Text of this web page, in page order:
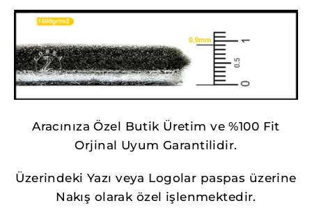
Aracınıza Özel Butik Üretim ve %100 Fit
Orjinal Uyum Garantilidir.
Üzerindeki Yazı veya Logolar paspas üzerine
Nakış olarak özel işlenmektedir.